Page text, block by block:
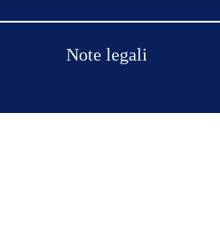
Note legali